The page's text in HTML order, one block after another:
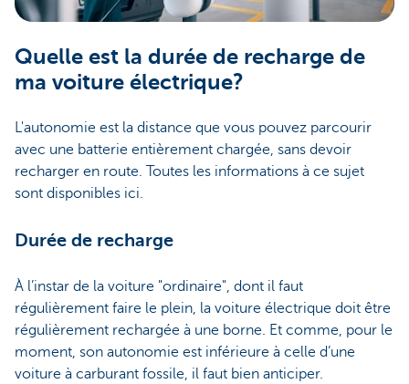
Quelle est la durée de recharge de
ma voiture électrique?
L'autonomie est la distance que vous pouvez parcourir
avec une batterie entièrement chargée, sans devoir
recharger en route. Toutes les informations à ce sujet
sont disponibles ici.
Durée de recharge
À l’instar de la voiture "ordinaire", dont il faut
régulièrement faire le plein, la voiture électrique doit être
régulièrement rechargée à une borne. Et comme, pour le
moment, son autonomie est inférieure à celle d’une
voiture à carburant fossile, il faut bien anticiper.